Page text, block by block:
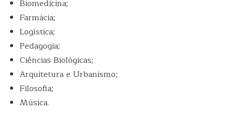
Biomedicina;
Farmácia;
Logística;
Pedagogia;
Ciências Biológicas;
Arquitetura e Urbanismo;
Filosofia;
Música.